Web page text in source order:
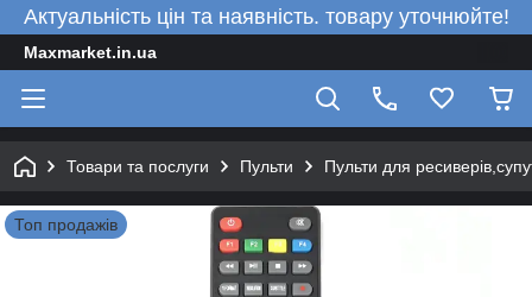
Актуальність цін та наявність. товару уточнюйте!
Maxmarket.in.ua
Товари та послуги Пульти Пульти для
Топ продажів